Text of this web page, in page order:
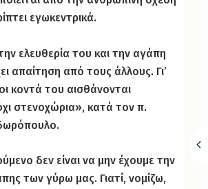
εγωκεντρικά.
ελευθερία του και την αγάπη
απαίτηση από τους άλλους. Γι’
κοντά του αισθάνονται
στενοχώρια», κατά τον π.
δεν είναι να μην έχουμε την
των γύρω μας. Γιατί, νομίζω,